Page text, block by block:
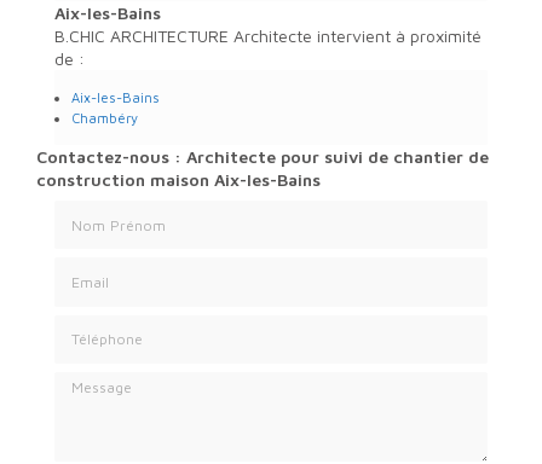
Aix-les-Bains
B.CHIC ARCHITECTURE Architecte intervient à proximité
de :
Aix-les-Bains
Chambéry
Contactez-nous : Architecte pour suivi de chantier de
construction maison Aix-les-Bains
Message